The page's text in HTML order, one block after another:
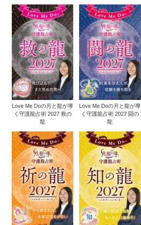
Love Me Doの月と龍が導
く守護龍占術 2027 救の
龍
Love Me Doの月と龍が導
く守護龍占術 2027 闘の
龍